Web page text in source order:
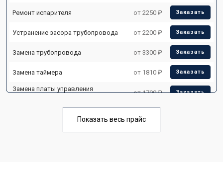
Ремонт испарителя от 2250 ₽ Заказать
Устранение засора трубопровода от 2200 ₽ Заказать
Замена трубопровода от 3300 ₽ Заказать
Замена таймера от 1810 ₽ Заказать
Замена платы управления
от 1700 ₽ Заказать
Ремонт/замена датчика
Замена термостата от 1700 ₽
Показать весь прайс